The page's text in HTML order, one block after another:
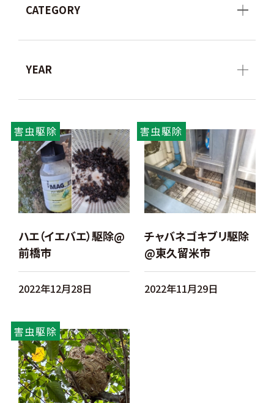
CATEGORY
YEAR
害虫駆除
ハエ（イエバエ）駆除@
前橋市
2022年12月28日
害虫駆除
チャバネゴキブリ駆除
@東久留米市
2022年11月29日
害虫駆除